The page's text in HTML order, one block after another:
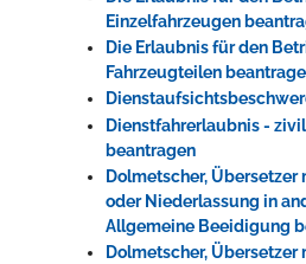
Einzelfahrzeugen
Die Erlaubnis für den
Fahrzeugteilen
Dienstfahrerlaubnis -
beantragen
Dolmetscher, Übersetzer
oder Niederlassung in
Allgemeine Beeidigung
Dolmetscher, Übersetzer